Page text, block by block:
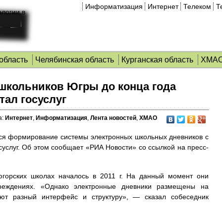
Информатизация Интернет Телеком
Челябинская область Курганская область
Югры до конца года
госуслуг
Интернет, Информатизация, Лента новостей, ХМАО
формирование системы электронных школьных дневников с
Об этом сообщает «РИА Новости» со ссылкой на пресс-
школах началось в 2011 г. На данный момент они
«Однако электронные дневники размещены на
разный интерфейс и структуру», — сказал собеседник